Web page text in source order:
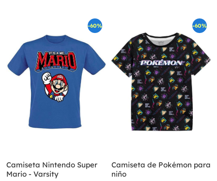
-60%
Camiseta Nintendo Super
Mario - Varsity
-60%
Camiseta de Pokémon para
niño